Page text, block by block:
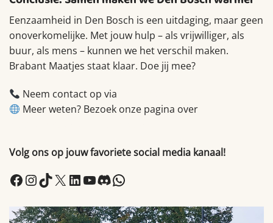
Eenzaamheid in Den Bosch is een uitdaging, maar geen
onoverkomelijke. Met jouw hulp – als vrijwilliger, als
buur, als mens – kunnen we het verschil maken.
Brabant Maatjes staat klaar. Doe jij mee?
Neem contact op via
Meer weten? Bezoek onze pagina over
Volg ons op jouw favoriete social media kanaal!
Facebook
Instagram
TikTok
X LinkedIn
YouTube
Discord
WhatsApp